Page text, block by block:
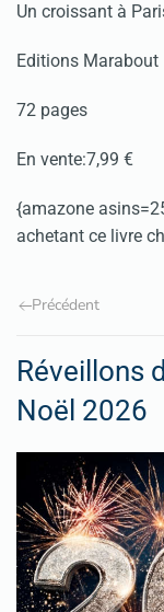
Un croissant à
Editions Marabout
72 pages
En vente:7,99 €
{amazone
achetant ce livre
Précédent
Réveillons
Noël 2026